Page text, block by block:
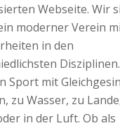
Webseite. Wir
moderner Verein
in den
Sport mit
zu Wasser, zu
in der Luft. Ob als